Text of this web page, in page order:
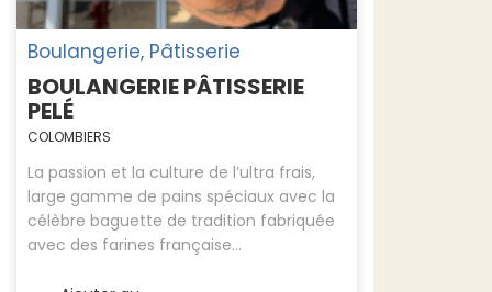
Boulangerie, Pâtisserie
BOULANGERIE PÂTISSERIE
PELÉ
COLOMBIERS
La passion et la culture de l’ultra frais,
large gamme de pains spéciaux avec la
célèbre baguette de tradition fabriquée
avec des farines française...